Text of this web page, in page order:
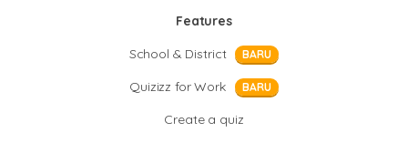
Features
School & District
BARU
Quizizz for Work BARU
Create a quiz